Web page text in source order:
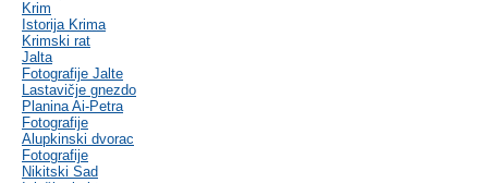
Krim
Istorija Krima
Krimski rat
Jalta
Fotografije Jalte
Lastavičje gnezdo
Planina Ai-Petra
Fotografije
Alupkinski dvorac
Fotografije
Nikitski Sad